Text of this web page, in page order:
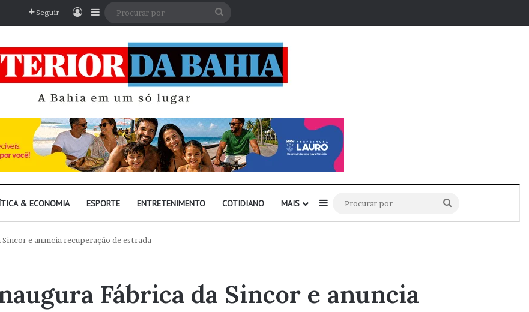
Seguir EntrarBarra Lateral
& ECONOMIA ESPORTE ENTRETENIMENTO COTIDIANO MAIS Barra Lateral
por
e anuncia recuperação de estrada
Fábrica da Sincor e anuncia